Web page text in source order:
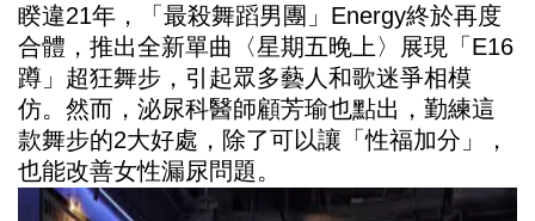
睽違21年，「最殺舞蹈男團」Energy終於再度
合體，推出全新單曲〈星期五晚上〉展現「E16
蹲」超狂舞步，引起眾多藝人和歌迷爭相模
仿。然而，泌尿科醫師顧芳瑜也點出，勤練這
款舞步的2大好處，除了可以讓「性福加分」，
也能改善女性漏尿問題。